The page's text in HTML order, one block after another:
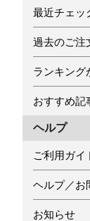
最近チェッ
過去のご注
ランキング
おすすめ記
ヘルプ
ご利用ガイ
ヘルプ／お
お知らせ